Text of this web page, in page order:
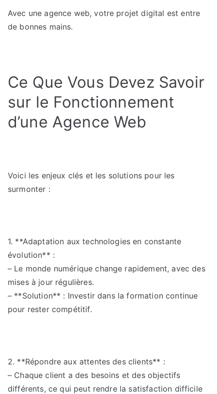
Avec une agence web, votre projet digital est entre
de bonnes mains.
Ce Que Vous Devez Savoir
sur le Fonctionnement
d’une Agence Web
Voici les enjeux clés et les solutions pour les
surmonter :
1. **Adaptation aux technologies en constante
évolution** :
– Le monde numérique change rapidement, avec des
mises à jour régulières.
– **Solution** : Investir dans la formation continue
pour rester compétitif.
2. **Répondre aux attentes des clients** :
– Chaque client a des besoins et des objectifs
différents, ce qui peut rendre la satisfaction difficile